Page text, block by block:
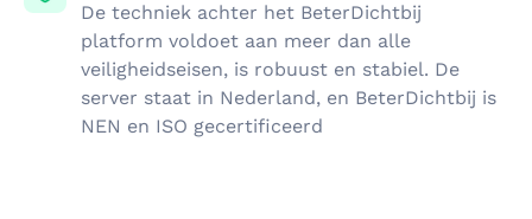
De techniek achter het BeterDichtbij
platform voldoet aan meer dan alle
veiligheidseisen, is robuust en stabiel. De
server staat in Nederland, en BeterDichtbij is
NEN en ISO gecertificeerd